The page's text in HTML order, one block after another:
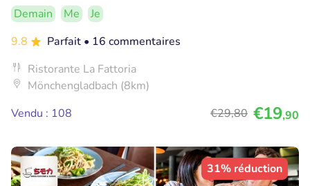
Demain Me
Je
9.8
Parfait • 16 commentaires
Ristorante La Fattoria
Mönchengladbach (8km)
Vendu : 108
€29,80 €19,90
31% réduction